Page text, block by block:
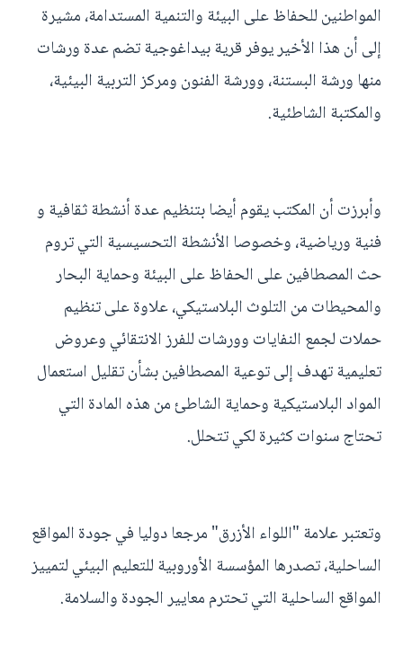
المواطنين للحفاظ على البيئة والتنمية المستدامة، مشيرة
إلى أن هذا الأخير يوفر قرية بيداغوجية تضم عدة ورشات
منها ورشة البستنة، وورشة الفنون ومركز التربية البيئية،
والمكتبة الشاطئية.
وأبرزت أن المكتب يقوم أيضا بتنظيم عدة أنشطة ثقافية و
فنية ورياضية، وخصوصا الأنشطة التحسيسية التي تروم
حث المصطافين على الحفاظ على البيئة وحماية البحار
والمحيطات من التلوث البلاستيكي، علاوة على تنظيم
حملات لجمع النفايات وورشات للفرز الانتقائي وعروض
تعليمية تهدف إلى توعية المصطافين بشأن تقليل استعمال
المواد البلاستيكية وحماية الشاطئ من هذه المادة التي
تحتاج سنوات كثيرة لكي تتحلل.
وتعتبر علامة "اللواء الأزرق" مرجعا دوليا في جودة المواقع
الساحلية، تصدرها المؤسسة الأوروبية للتعليم البيئي لتمييز
المواقع الساحلية التي تحترم معايير الجودة والسلامة.